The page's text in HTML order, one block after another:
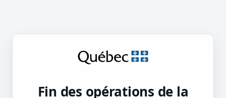
Fin des opérations de la